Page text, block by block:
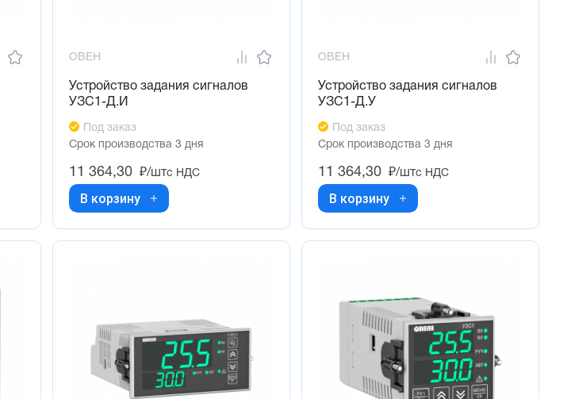
ОВЕН
Устройство задания сигналов
УЗС1-Д.И
Под заказ
Срок производства 3 дня
11 364,30 ₽/штс НДС
В корзину
ОВЕН
Устройство задания сигналов
УЗС1-Д.У
Под заказ
Срок производства 3 дня
11 364,30 ₽/штс НДС
В корзину